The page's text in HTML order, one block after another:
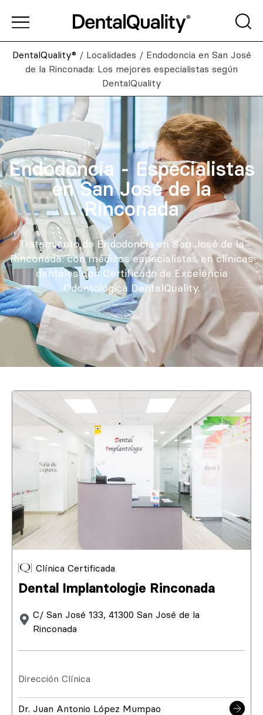
DentalQuality® / Localidades / Endodoncia en San José
de la Rinconada: Los mejores especialistas según
DentalQuality
Endodoncia - Especialistas
en San José de la
Rinconada
Tratamiento de Endodoncia en San José de la
Rinconada: con médicos especialistas en clínicas
dentales con Certificado de Excelencia
Odontológica DentalQuality.
Clínica Certificada
Dental Implantologie Rinconada
C/ San José 133, 41300 San José de la
Rinconada
Dirección Clínica
Dr. Juan Antonio López Mumpao